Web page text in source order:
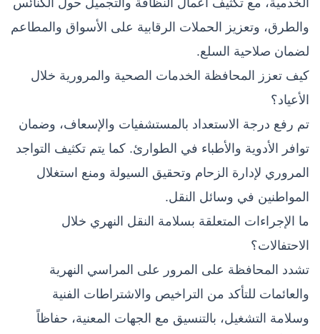
والطرق، وتعزيز الحملات الرقابية على الأسواق والمطاعم
لضمان صلاحية السلع.
كيف تعزز المحافظة الخدمات الصحية والمرورية خلال
الأعياد؟
تم رفع درجة الاستعداد بالمستشفيات والإسعاف، وضمان
توافر الأدوية والأطباء في الطوارئ. كما يتم تكثيف التواجد
المروري لإدارة الزحام وتحقيق السيولة ومنع استغلال
المواطنين في وسائل النقل.
ما الإجراءات المتعلقة بسلامة النقل النهري خلال
الاحتفالات؟
تشدد المحافظة على المرور على المراسي النهرية
والعائمات للتأكد من التراخيص والاشتراطات الفنية
وسلامة التشغيل، بالتنسيق مع الجهات المعنية، حفاظاً